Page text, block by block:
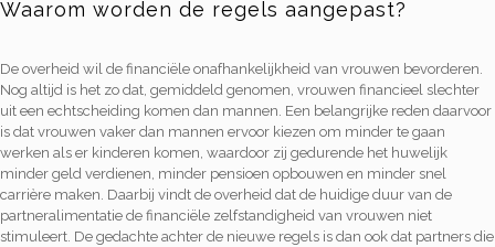
Waarom worden de regels aangepast?
De overheid wil de financiële onafhankelijkheid van vrouwen bevorderen.
Nog altijd is het zo dat, gemiddeld genomen, vrouwen financieel slechter
uit een echtscheiding komen dan mannen. Een belangrijke reden daarvoor
is dat vrouwen vaker dan mannen ervoor kiezen om minder te gaan
werken als er kinderen komen, waardoor zij gedurende het huwelijk
minder geld verdienen, minder pensioen opbouwen en minder snel
carrière maken. Daarbij vindt de overheid dat de huidige duur van de
partneralimentatie de financiële zelfstandigheid van vrouwen niet
stimuleert. De gedachte achter de nieuwe regels is dan ook dat partners die